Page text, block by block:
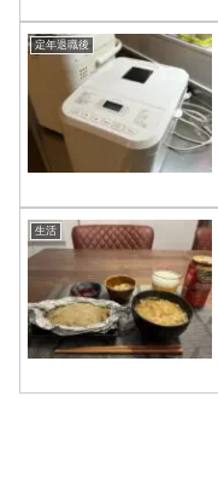
定年退職後
生活